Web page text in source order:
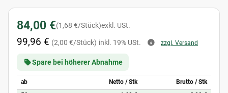
84,00 €(1,68 €/Stück)exkl. USt.
99,96 € (2,00 €/Stück) inkl. 19% USt. zzgl. Versand
Spare bei höherer Abnahme
ab Netto / Stk
Brutto / Stk